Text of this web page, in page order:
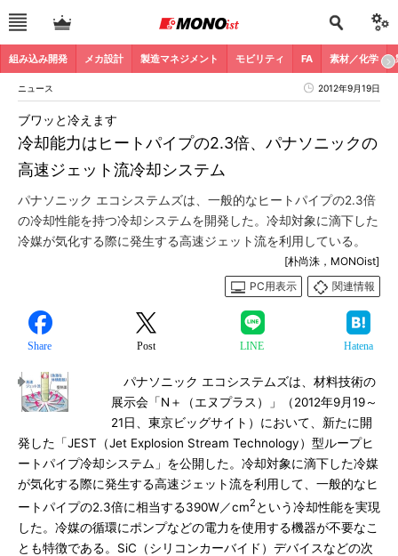
組み込み開発 メカ設計 製造マネジメント モビリティ FA 素材／化学
ニュース 2012年9月19日
冷却能力はヒートパイプの2.3倍、パナソニックの
高速ジェット流冷却システム
ブワッと冷えます
パナソニック エコシステムズは、一般的なヒートパイプの2.3倍
の冷却性能を持つ冷却システムを開発した。冷却対象に滴下した
冷媒が気化する際に発生する高速ジェット流を利用している。
[朴尚洙，MONOist]
PC用表示
関連情報
Share Post LINE Hatena
パナソニック エコシステムズは、材料技術の
展示会「N＋（エヌプラス）」（2012年9月19～
21日、東京ビッグサイト）において、新たに開
発した「JEST（Jet Explosion Stream Technology）型ループヒ
ートパイプ冷却システム」を公開した。冷却対象に滴下した冷媒
が気化する際に発生する高速ジェット流を利用して、一般的なヒ
ートパイプの2.3倍に相当する390W／cm2 という冷却性能を実現
した。冷媒の循環にポンプなどの電力を使用する機器が不要なこ
とも特徴である。SiC（シリコンカーバイド）デバイスなどの次